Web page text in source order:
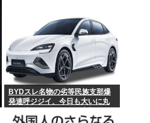
BYDスレ名物の劣等民族支那爆
発連呼ジジイ、今日も大いに丸